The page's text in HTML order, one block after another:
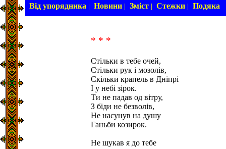
Від упорядника | Новини | Зміст | Стежки | Подяка
* * *
Стільки в тебе очей,
Стільки рук і мозолів,
Скільки крапель в Дніпрі
І у небі зірок.
Ти не падав од вітру,
З біди не безволів,
Не насунув на душу
Ганьби козирок.
Не шукав я до тебе